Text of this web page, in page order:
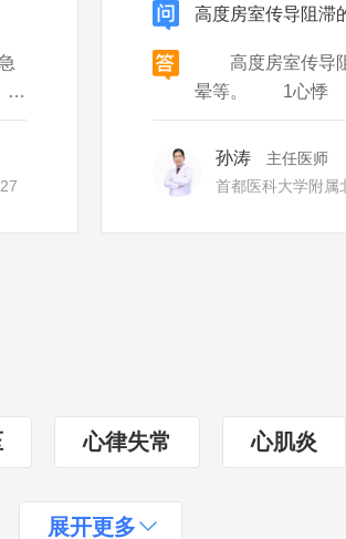
患
高度房室传导阻滞
高度房室传导阻
晕等。 1心悸 患
成其心输出量减少
症状。 2心脏疼
血、缺氧的情况
孙涛
主任医师
首都医科大学附属
心律失常 心肌炎
展开更多